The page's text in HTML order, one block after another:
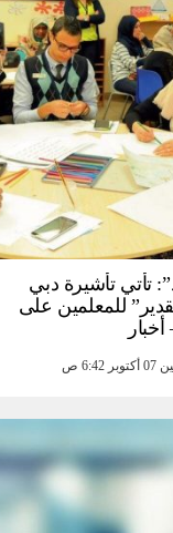
تأتي تأشيرة دبي
للمعلمين على
6:42 ص